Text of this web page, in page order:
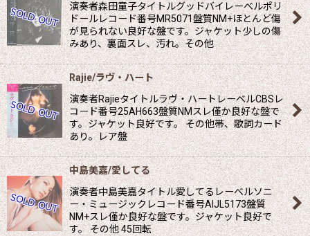
演奏者森田童子タイトルグッドバイレーべルポリ
ドールレコード番号MR5071盤質NM+ほとんど傷
が見られない良好な盤です。ジャケット少しの傷
みあり、裏面スレ、汚れ。その他
Rajie/ラヴ・ハート
演奏者Rajieタイトルラヴ・ハートレーべルCBSレ
コード番号25AH663盤質NMスレ僅か良好な盤で
す。ジャケット良好です。 その他帯、歌詞カード
あり。レア盤
中島美嘉/愛してる
演奏者中島美嘉タイトル愛してるレーべルソニ
ー・ミュージックレコード番号AIJL5173盤質
NM+スレ僅か良好な盤です。ジャケット良好で
す。 その他 45回転